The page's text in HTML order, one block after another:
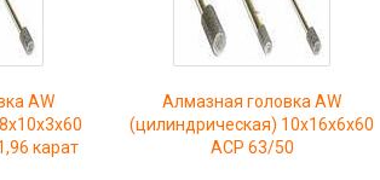
AW
карат
Алмазная головка AW
(цилиндрическая) 10х16х6х60
АСР 63/50